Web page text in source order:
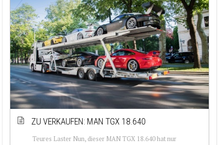
ZU VERKAUFEN: MAN TGX 18.640
Teures Laster Nun, dieser MAN TGX 18.640 hat nur